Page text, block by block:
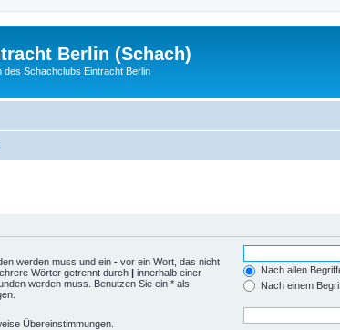
Berlin (Schach)
des Schachclubs Eintracht Berlin
werden muss und ein - vor ein Wort, das nicht
Wörter getrennt durch | innerhalb einer
werden muss. Benutzen Sie ein * als
Nach allen
Nach einem
Übereinstimmungen.